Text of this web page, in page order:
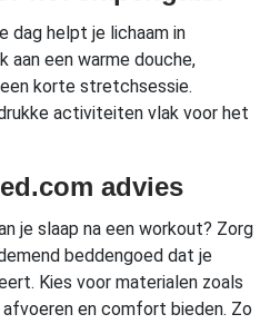
dag helpt je lichaam in
aan een warme douche,
korte stretchsessie.
activiteiten vlak voor het
advies
je slaap na een workout? Zorg
beddengoed dat je
Kies voor materialen zoals
en comfort bieden. Zo